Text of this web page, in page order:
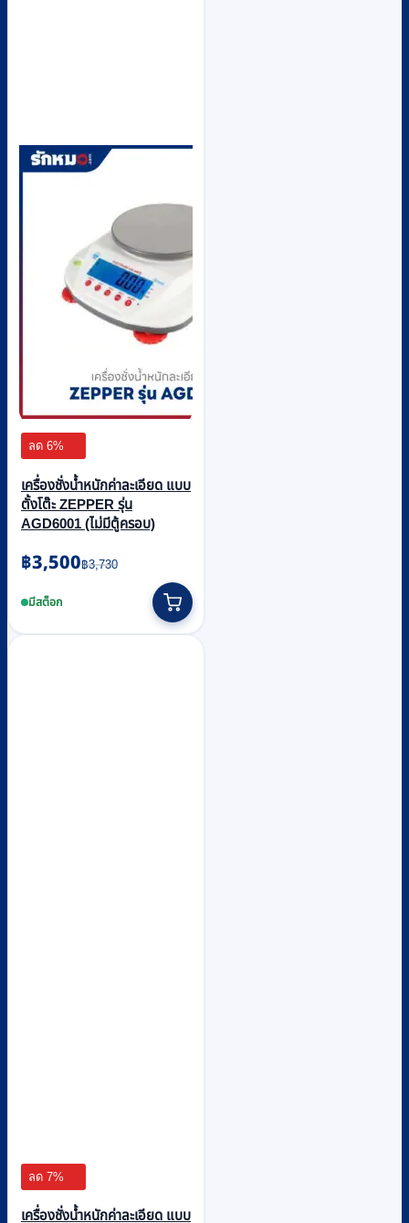
ลด 6%
เครื่องชั่งน้ำหนักค่าละเอียด แบบ
ตั้งโต๊ะ ZEPPER รุ่น
AGD6001 (ไม่มีตู้ครอบ)
฿3,730
Original
price
was:
฿3,500
Current
price
is:มีสต็อก
ลด 7%
เครื่องชั่งน้ำหนักค่าละเอียด แบบ